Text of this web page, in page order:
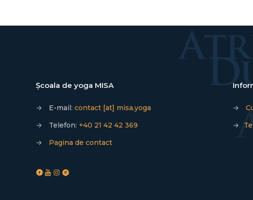
Școala de yoga MISA
→ E-mail: contact [at] misa.yoga
→
Telefon: +40 21 42 42 369
→
Pagina de contact
→
→